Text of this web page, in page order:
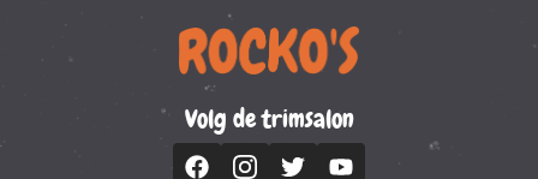
Volg de trimsalon